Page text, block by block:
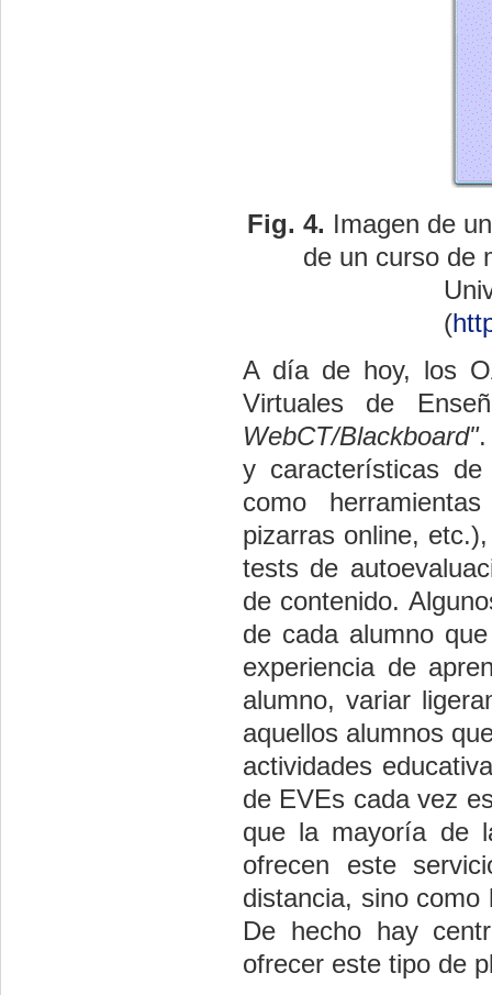
Fig. 4. Imagen de
de un curso de
(
A día de hoy, los
Virtuales de
WebCT/Blackboard".
y características
como
pizarras o­nline,
tests de
de contenido.
de cada alumno
experiencia de
alumno, variar
aquellos alumnos
actividades
de EVEs cada vez
que la mayoría de
ofrecen este
distancia, sino
De hecho hay
ofrecer este tipo de